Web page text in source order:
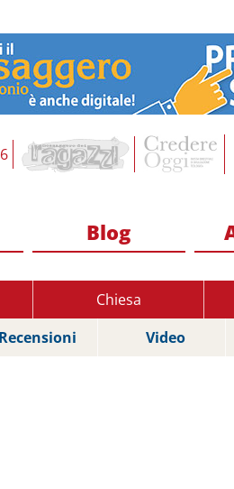
Blog
Chiesa
Recensioni Video